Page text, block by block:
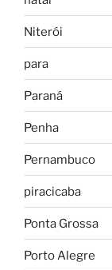
Niterói
para
Paraná
Penha
Pernambuco
piracicaba
Ponta Grossa
Porto Alegre